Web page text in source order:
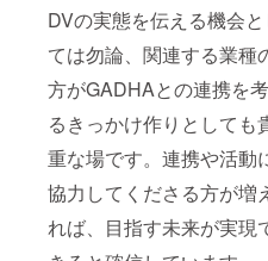
DVの実態を伝える機会と
ては勿論、関連する業種
方がGADHAとの連携を
るきっかけ作りとしても
重な場です。連携や活動
協力してくださる方が増
れば、目指す未来が実現